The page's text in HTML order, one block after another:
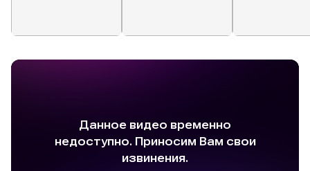
исполнение оркестра! Вечер для истинных
прошлое, настоящее и будущее — в одном
концерте.